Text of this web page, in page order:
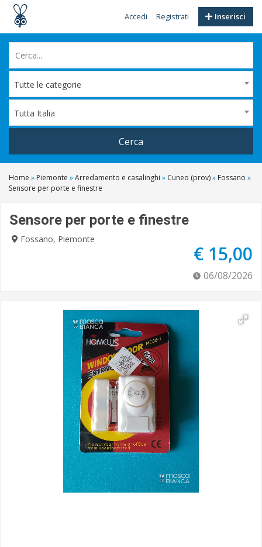
Inserisci
Accedi Registrati
Tutte le categorie
Tutta Italia
Cerca
Home » Piemonte »Arredamento e casalinghi » Cuneo (prov)» Fossano »
Sensore per porte e finestre
Sensore per porte e finestre
Fossano, Piemonte
€ 15,00
06/08/2026